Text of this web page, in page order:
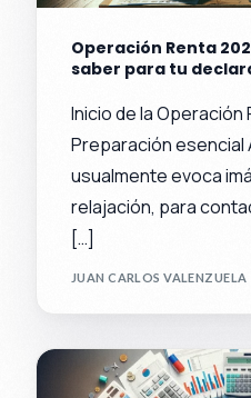
Operación Renta
saber para tu
Inicio de la Operación
Preparación esencial
usualmente evoca
relajación, para
[…]
JUAN CARLOS VALENZUELA